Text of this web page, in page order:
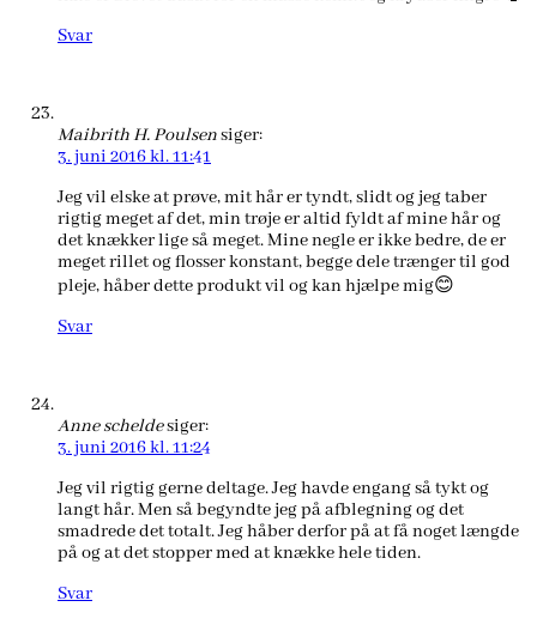
Svar
Maibrith H. Poulsensiger:
3. juni 2016 kl. 11:41
Jeg vil elske at prøve, mit hår er tyndt, slidt og jeg taber
rigtig meget af det, min trøje er altid fyldt af mine hår og
det knækker lige så meget. Mine negle er ikke bedre, de er
meget rillet og flosser konstant, begge dele trænger til god
pleje, håber dette produkt vil og kan hjælpe mig😊
Svar
Anne scheldesiger:
3. juni 2016 kl. 11:24
Jeg vil rigtig gerne deltage. Jeg havde engang så tykt og
langt hår. Men så begyndte jeg på afblegning og det
smadrede det totalt. Jeg håber derfor på at få noget længde
på og at det stopper med at knække hele tiden.
Svar